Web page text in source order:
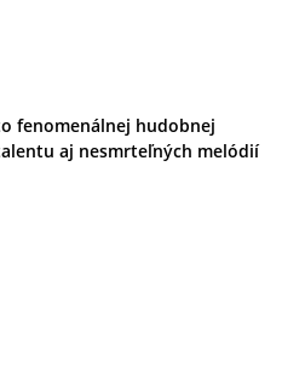
fenomenálnej hudobnej
aj nesmrteľných melódií